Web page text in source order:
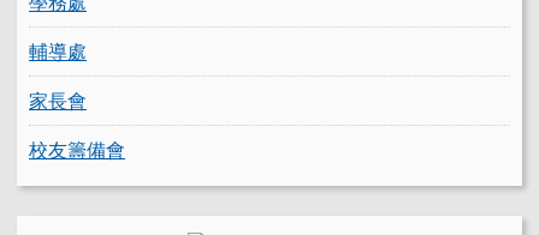
輔導處
家長會
校友籌備會